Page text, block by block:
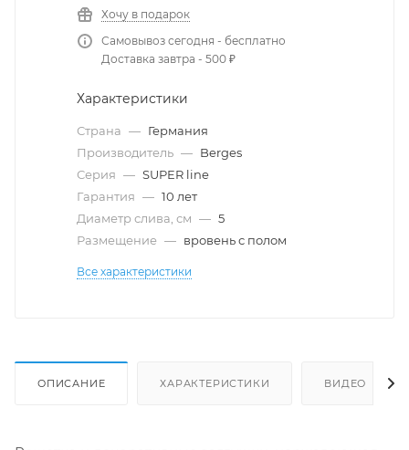
Хочу в подарок
Самовывоз сегодня - бесплатно
Доставка завтра - 500 ₽
Характеристики
Страна — Германия
Производитель — Berges
Серия — SUPER line
Гарантия — 10 лет
Диаметр слива, см — 5
Размещение — вровень с полом
Все характеристики
ОПИСАНИЕ ХАРАКТЕРИСТИКИ ВИДЕО